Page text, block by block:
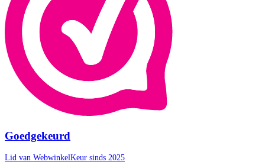
Goedgekeurd
Lid van WebwinkelKeur sinds 2025